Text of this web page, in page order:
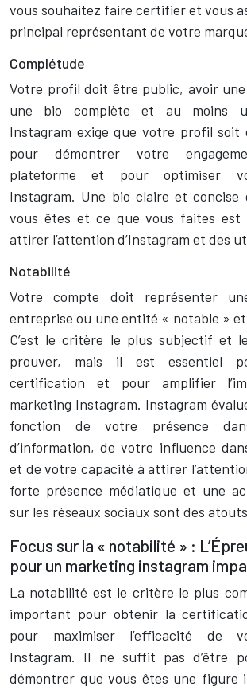
vous souhaitez faire certifier et vous
principal représentant de votre
Complétude
Votre profil doit être public, avoir
une bio complète et au moins
Instagram exige que votre profil
pour démontrer votre
plateforme et pour optimiser
Instagram. Une bio claire et concise
vous êtes et ce que vous faites est
attirer l’attention d’Instagram et des
Notabilité
Votre compte doit représenter
entreprise ou une entité « notable »
C’est le critère le plus subjectif et
prouver, mais il est essentiel
certification et pour amplifier
marketing Instagram. Instagram
fonction de votre présence
d’information, de votre influence
et de votre capacité à attirer
forte présence médiatique et une
sur les réseaux sociaux sont des
Focus sur la « notabilité » :
pour un marketing instagram
La notabilité est le critère le plus
important pour obtenir la
pour maximiser l’efficacité de
Instagram. Il ne suffit pas d’être
démontrer que vous êtes une figure